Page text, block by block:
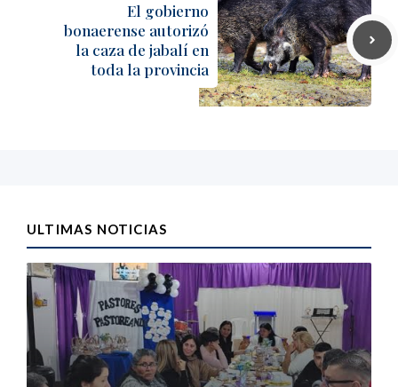
El gobierno
bonaerense autorizó
la caza de jabalí en
toda la provincia
ULTIMAS NOTICIAS